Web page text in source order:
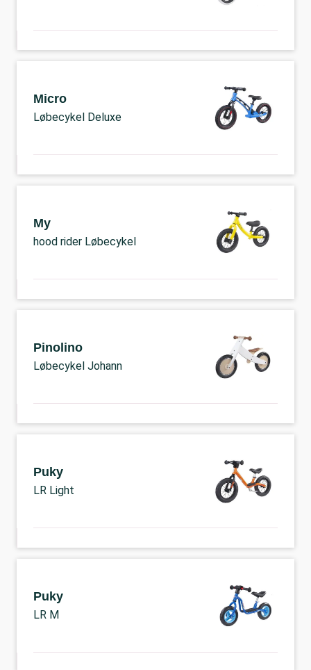
Micro
Løbecykel Deluxe
My
hood rider Løbecykel
Pinolino
Løbecykel Johann
Puky
LR Light
Puky
LR M